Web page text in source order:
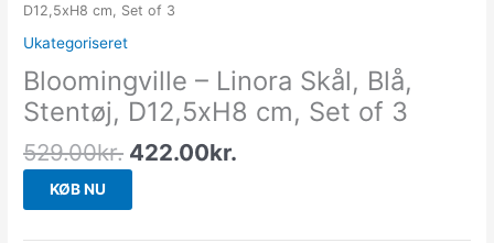
D12,5xH8 cm, Set of 3
Ukategoriseret
Bloomingville – Linora Skål, Blå,
Stentøj, D12,5xH8 cm, Set of 3
529.00kr. 422.00kr.
KØB NU